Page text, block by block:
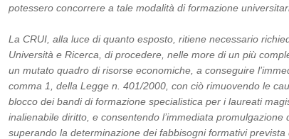
potessero concorrere a tale modalità di formazione
La CRUI, alla luce di quanto esposto, ritiene necessario
Università e Ricerca, di procedere, nelle more di un più
un mutato quadro di risorse economiche, a conseguire
comma 1, della Legge n. 401/2000, con ciò rimuovendo le
blocco dei bandi di formazione specialistica per i laureati
inalienabile diritto, e consentendo l’immediata promulgazione
superando la determinazione dei fabbisogni formativi